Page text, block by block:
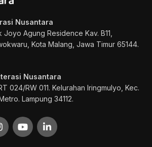
Nusantara
Joyo Agung Residence Kav. B11,
Kota Malang, Jawa Timur 65144.
Nusantara
024/RW 011. Kelurahan Iringmulyo, Kec.
Lampung 34112.